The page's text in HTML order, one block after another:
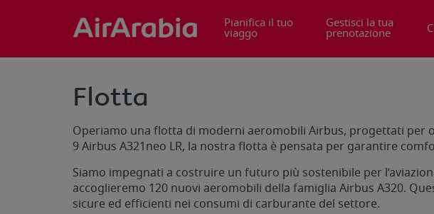
Pianifica il tuo
viaggo
Gestisci la tua
prenotazione
Flotta
Operiamo una flotta di moderni aeromobili Airbus, progettati per
9 Airbus A321neo LR, la nostra flotta è pensata per garantire
Siamo impegnati a costruire un futuro più sostenibile per
accoglieremo 120 nuovi aeromobili della famiglia Airbus A320.
sicure ed efficienti nei consumi di carburante del settore.